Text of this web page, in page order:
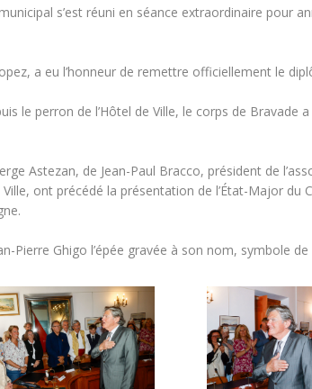
s’est réuni en séance extraordinaire pour
a eu l’honneur de remettre officiellement le
le perron de l’Hôtel de Ville, le corps de Bravade
Astezan, de Jean-Paul Bracco, président de
ont précédé la présentation de l’État-Major
Pierre Ghigo l’épée gravée à son nom, symbole